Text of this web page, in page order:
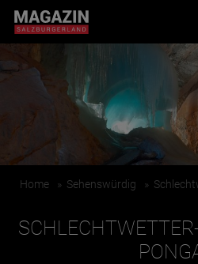
BEITRÄGE IN MEINER NÄHE
Magazin durchsuchen...
Home » Sehenswürdig »